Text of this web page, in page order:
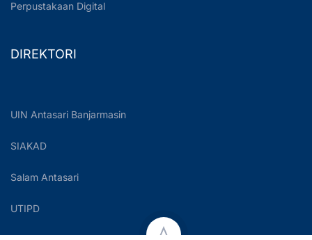
Perpustakaan Digital
DIREKTORI
UIN Antasari Banjarmasin
SIAKAD
Salam Antasari
UTIPD